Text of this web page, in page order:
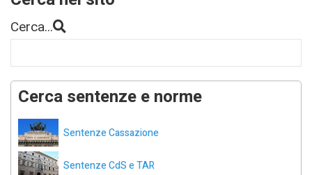
Cerca...
Cerca sentenze e norme
Sentenze Cassazione
Sentenze CdS e TAR